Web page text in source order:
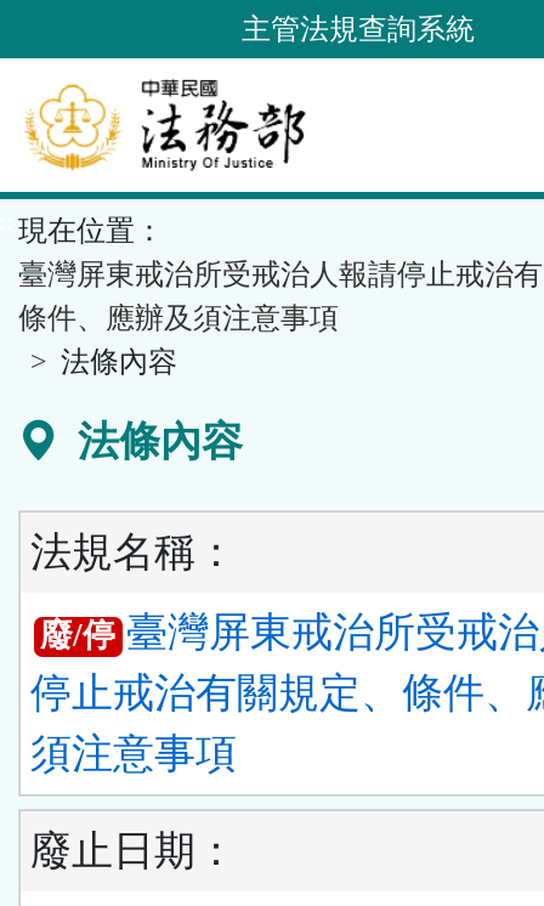
到
要
內
容
區
塊
主管法規查詢系統
現在位置：
臺灣屏東戒治所受戒治人報請停止戒治
條件、應辦及須注意事項
法條內容
法條內容
法規名稱：
廢/停 臺灣屏東戒治所受戒
停止戒治有關規定、條件、
須注意事項
廢止日期：